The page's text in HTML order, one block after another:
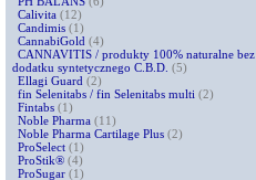
Calivita (12)
Candimis (1)
CannabiGold (4)
CANNAVITIS / produkty 100% naturalne bez
dodatku syntetycznego C.B.D. (5)
Ellagi Guard (2)
fin Selenitabs / fin Selenitabs multi (2)
Fintabs (1)
Noble Pharma (11)
Noble Pharma Cartilage Plus (2)
ProSelect (1)
ProStik® (4)
ProSugar (1)